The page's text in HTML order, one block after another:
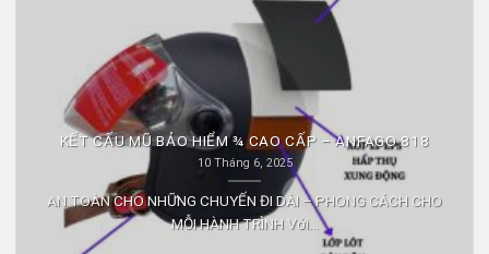
KẾT CẤU MŨ BẢO HIỂM ¾ CAO CẤP – ANFAGO 818
10 Tháng 6, 2025
AN TOÀN CHO NHỮNG CHUYẾN ĐI DÀI – PHONG CÁCH CHO
MỖI HÀNH TRÌNH Với...